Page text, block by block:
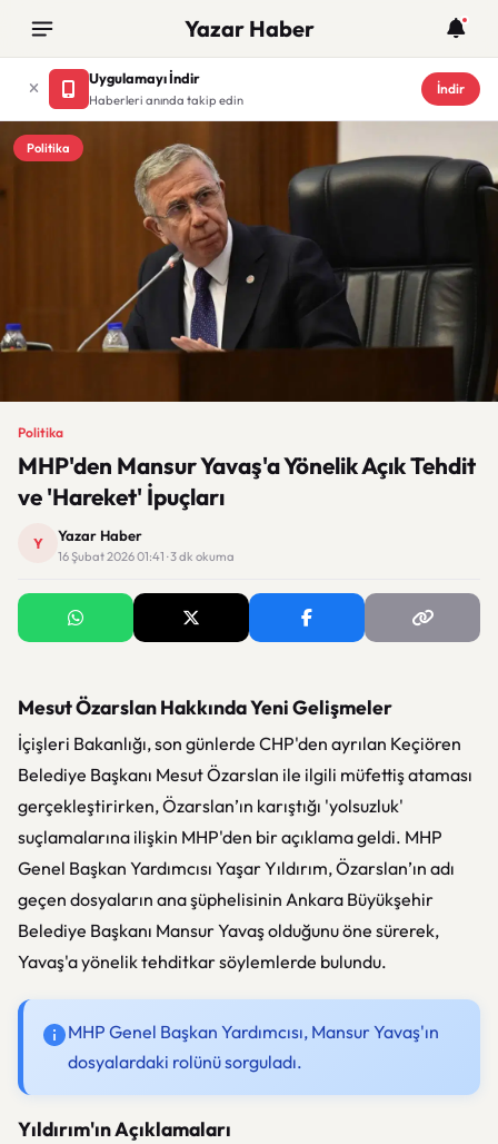
Yazar Haber
Uygulamayı İndir
Haberleri anında takip edin
İndir
Politika
Politika
MHP'den Mansur Yavaş'a Yönelik Açık Tehdit
ve 'Hareket' İpuçları
Y Yazar Haber
16 Şubat 2026 01:41 · 3 dk okuma
Mesut Özarslan Hakkında Yeni Gelişmeler
İçişleri Bakanlığı, son günlerde CHP'den ayrılan Keçiören
Belediye Başkanı Mesut Özarslan ile ilgili müfettiş ataması
gerçekleştirirken, Özarslan’ın karıştığı 'yolsuzluk'
suçlamalarına ilişkin MHP'den bir açıklama geldi. MHP
Genel Başkan Yardımcısı Yaşar Yıldırım, Özarslan’ın adı
geçen dosyaların ana şüphelisinin Ankara Büyükşehir
Belediye Başkanı Mansur Yavaş olduğunu öne sürerek,
Yavaş'a yönelik tehditkar söylemlerde bulundu.
MHP Genel Başkan Yardımcısı, Mansur Yavaş'ın
dosyalardaki rolünü sorguladı.
Yıldırım'ın Açıklamaları